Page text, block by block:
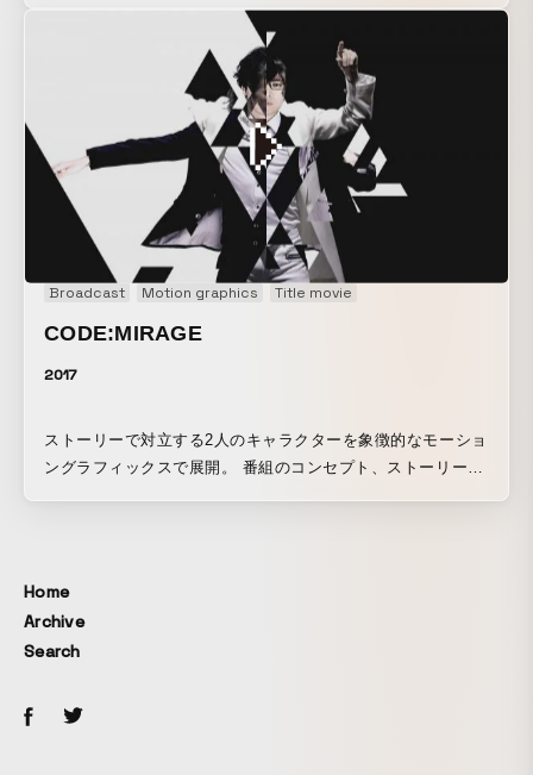
である「ジオ・コスモス」、そちらに投影されるコンテンツ
コンテストへ向けて制作した映像作品。「目に見えないも
の」がテーマとなっています。
Broadcast Motion graphics Title movie
CODE:MIRAGE
2017
ストーリーで対立する2人のキャラクターを象徴的なモーショ
ングラフィックスで展開。 番組のコンセプト、ストーリーが
Home
Archive
Search